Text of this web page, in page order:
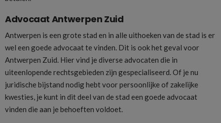
Advocaat Antwerpen Zuid
Antwerpen is een grote stad en in alle uithoeken van de stad is er
wel een goede advocaat te vinden. Dit is ook het geval voor
Antwerpen Zuid. Hier vind je diverse advocaten die in
uiteenlopende rechtsgebieden zijn gespecialiseerd. Of je nu
juridische bijstand nodig hebt voor persoonlijke of zakelijke
kwesties, je kunt in dit deel van de stad een goede advocaat
vinden die aan je behoeften voldoet.